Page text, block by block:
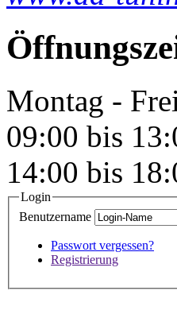
Montag -
09:00 bis
14:00 bis
Login
Benutzername
Passwort vergessen?
Registrierung